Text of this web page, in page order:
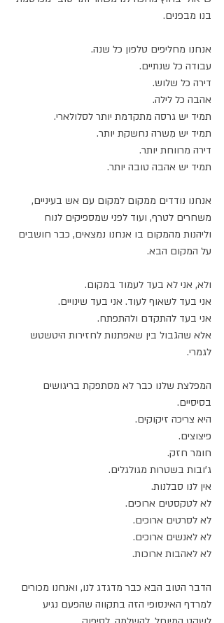
בנו מבפנים.
אנחנו מחליפים טלפון כל שנה.
עבודה כל שנתיים.
דירה כל שלוש.
אהבה כל לילה.
תמיד יש גרסה מתקדמת יותר לסלולארי.
תמיד יש מִשרה נחשקת יותר.
דירה מרווחת יותר.
תמיד יש אהבה טובה יותר.
אנחנו נודדים ממקום למקום עם אש בעיניים,
משחרים לטרף, ועוד לפני שמספיקים לנוח
וליהנות מהמקום בו אנחנו נמצאים, כבר חושבים
על המקום הבא.
ולא, אני לא בעד לעמוד במקום.
אני בעד לשאוף לעוד. אני בעד שינויים.
אני בעד להתקדם ולהתפתח.
אלא שהגבול בין שאפתנות לחזירות היטשטש
לגמרי.
המפלצת שלנו כבר לא מסתפקת בריגושים
בסיסיים.
היא צריכה זיקוקים.
פיצוצים.
חומר חזק.
ג'ובות בשטרות מגולגלים.
אין לנו סבלנות.
לא לטקסטים ארוכים.
לא לסרטים ארוכים.
לא לאנשים ארוכים.
לא לאהבות ארוכות.
הדבר הטוב הבא כבר מדגדג לנו, ואנחנו מכורים
למרדף האינסופי הזה בתקווה שהפעם נגיע